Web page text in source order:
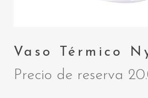
Vaso Térmico
Precio de reserva